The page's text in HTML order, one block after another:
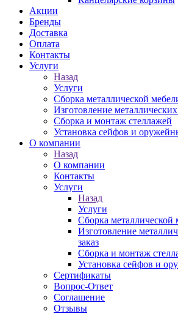
Акции
Бренды
Доставка
Оплата
Контакты
Услуги
Назад
Услуги
Сборка металлической
Изготовление
Сборка и монтаж стеллажей
Установка сейфов и
О компании
Назад
О компании
Контакты
Услуги
Назад
Услуги
Сборка металлической
Изготовление
заказ
Сборка и монтаж
Установка сейфов и
Сертификаты
Вопрос-Ответ
Соглашение
Отзывы